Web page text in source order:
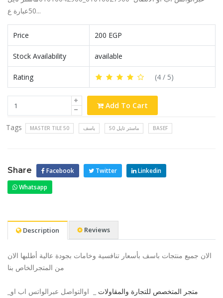
50عبارة ع...
Price 200 EGP
Stock Availability available
Rating (4 / 5)
Add To Cart
Tags MASTER TILE 50 باسف ماستر تايل 50 BASEF
Share Facebook Twitter
Linkedin
Whatsapp
Description Reviews
الان جميع منتجات باسف بأسعار تنافسية وخامات بجودة عالية أطلبها الان
من المتجرالخاص بنا
متجر المتخصص للتجارة والمقاولات _ اوالتواصل عبرالواتس اب او